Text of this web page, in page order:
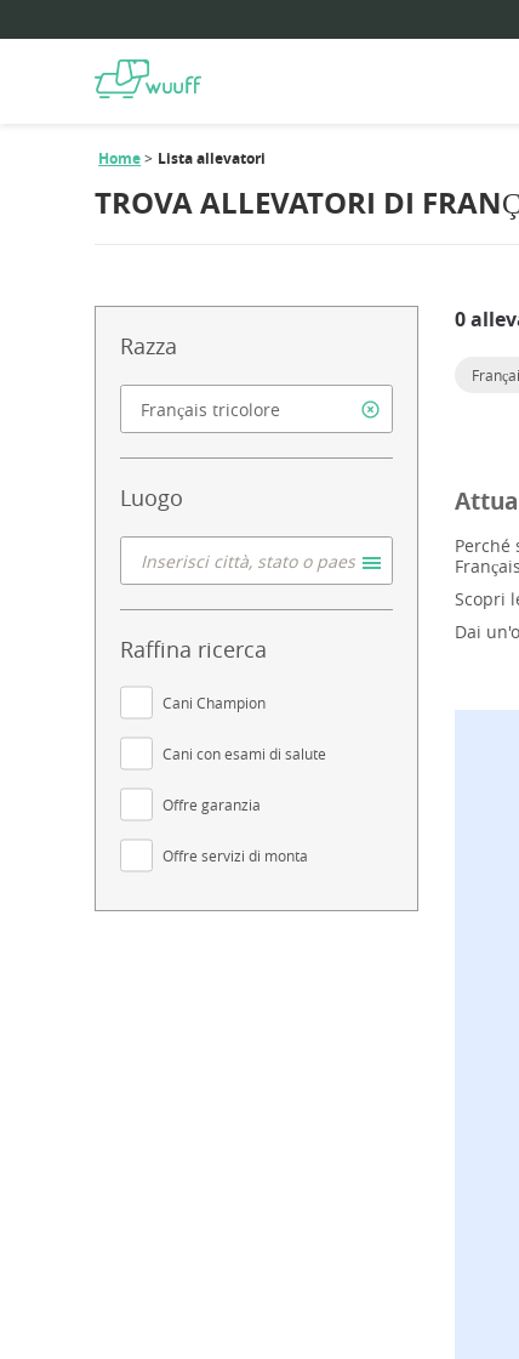
Home Lista allevatori
TROVA ALLEVATORI DI
Razza
Luogo
Raffina ricerca
Cani Champion
Cani con esami di salute
Offre garanzia
Offre servizi di monta
0
Perché
Scopri
Dai